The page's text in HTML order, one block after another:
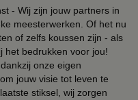
- Wij zijn jouw partners in
meesterwerken. Of het nu
of zelfs koussen zijn - als
het bedrukken voor jou!
onze eigen
jouw visie tot leven te
stiksel, wij zorgen